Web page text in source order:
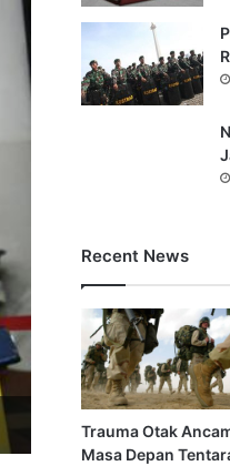
Recent News
Trauma Otak
Masa Depan